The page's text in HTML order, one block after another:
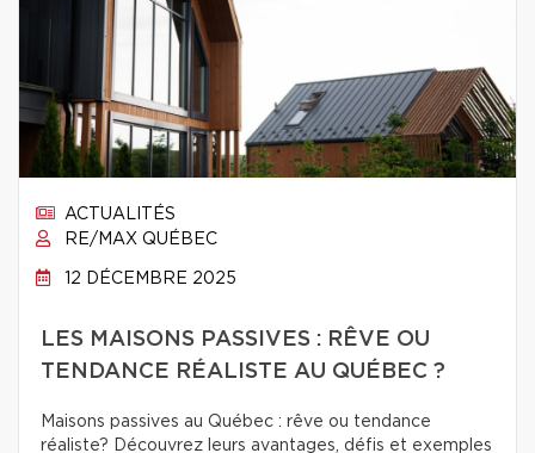
ACTUALITÉS
RE/MAX QUÉBEC
12 DÉCEMBRE 2025
LES MAISONS PASSIVES : RÊVE OU
TENDANCE RÉALISTE AU QUÉBEC ?
Maisons passives au Québec : rêve ou tendance
réaliste? Découvrez leurs avantages, défis et exemples